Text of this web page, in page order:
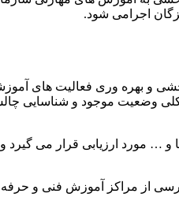
اجرامی شود.
و بهره وری فعالیت های
کلی وضعیت موجود و شناسایی
مورد ارزیابی قرار می گیرد
تاریخ ۲۷ خرداد ماه به مدت یک هفته به منظور بازرسی از